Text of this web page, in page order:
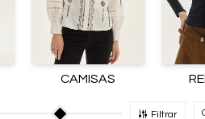
CAMISAS
Filtrar